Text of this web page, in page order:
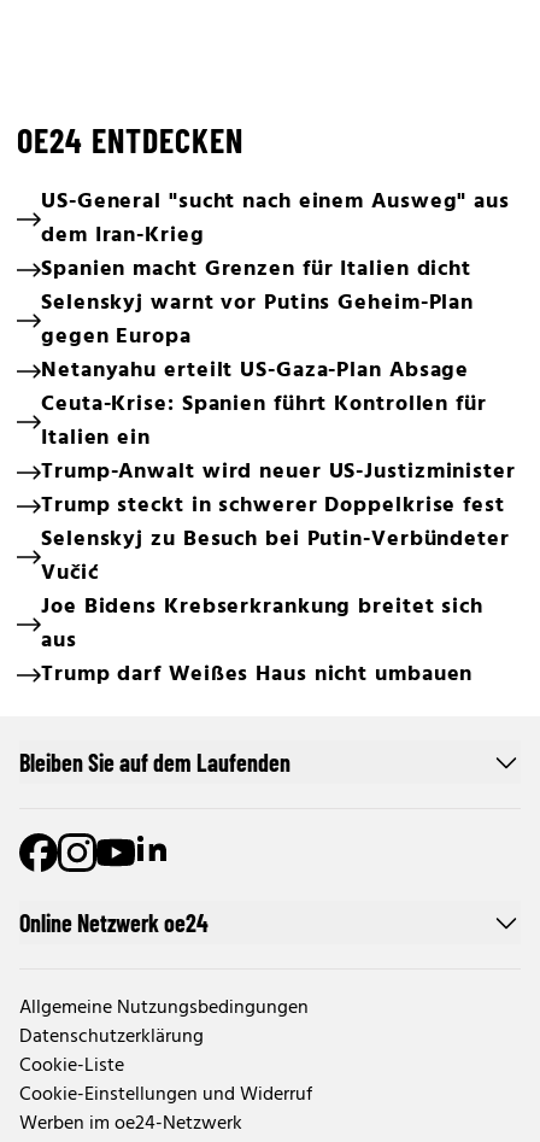
OE24 ENTDECKEN
US-General "sucht nach einem Ausweg" aus
dem Iran-Krieg
Spanien macht Grenzen für Italien dicht
Selenskyj warnt vor Putins Geheim-Plan
gegen Europa
Netanyahu erteilt US-Gaza-Plan Absage
Ceuta-Krise: Spanien führt Kontrollen für
Italien ein
Trump-Anwalt wird neuer US-Justizminister
Trump steckt in schwerer Doppelkrise fest
Selenskyj zu Besuch bei Putin-Verbündeter
Vučić
Joe Bidens Krebserkrankung breitet sich
aus
Trump darf Weißes Haus nicht umbauen
Online Netzwerk oe24
Allgemeine Nutzungsbedingungen
Datenschutzerklärung
Cookie-Liste
Cookie-Einstellungen und Widerruf
Werben im oe24-Netzwerk
Bleiben Sie auf dem Laufenden